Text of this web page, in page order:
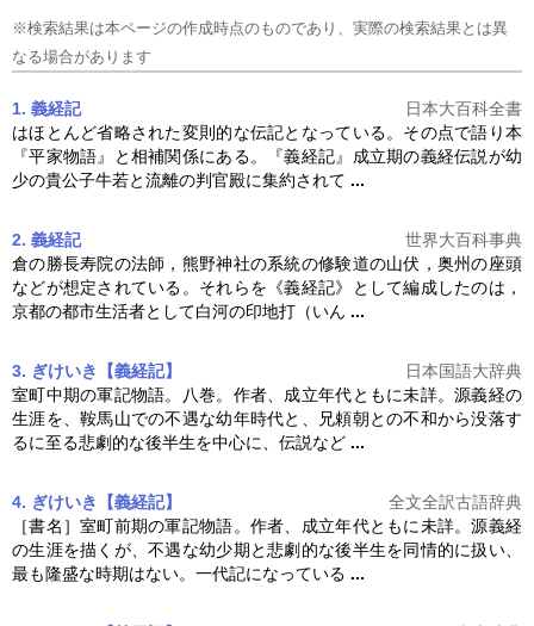
※検索結果は本ページの作成時点のものであり、実際の検索結果とは異
なる場合があります
1. 義経記
日本大百科全書
はほとんど省略された変則的な伝記となっている。その点で語り本
『平家物語』と相補関係にある。『義経記』成立期の義経伝説が幼
少の貴公子牛若と流離の判官殿に集約されて ...
2. 義経記
世界大百科事典
倉の勝長寿院の法師，熊野神社の系統の修験道の山伏，奥州の座頭
などが想定されている。それらを《義経記》として編成したのは，
京都の都市生活者として白河の印地打（いん ...
3. ぎけいき【義経記】
日本国語大辞典
室町中期の軍記物語。八巻。作者、成立年代ともに未詳。源義経の
生涯を、鞍馬山での不遇な幼年時代と、兄頼朝との不和から没落す
るに至る悲劇的な後半生を中心に、伝説など ...
4. ぎけいき【義経記】
全文全訳古語辞典
［書名］室町前期の軍記物語。作者、成立年代ともに未詳。源義経
の生涯を描くが、不遇な幼少期と悲劇的な後半生を同情的に扱い、
最も隆盛な時期はない。一代記になっている ...